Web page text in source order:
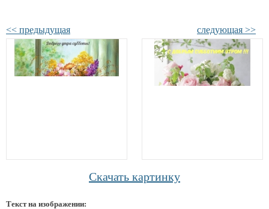
<< предыдущая следующая >>
Скачать картинку
Текст на изображении: